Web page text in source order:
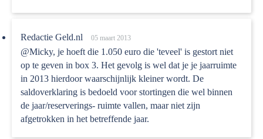
Redactie Geld.nl 05 maart 2013
@Micky, je hoeft die 1.050 euro die 'teveel' is gestort niet
op te geven in box 3. Het gevolg is wel dat je je jaarruimte
in 2013 hierdoor waarschijnlijk kleiner wordt. De
saldoverklaring is bedoeld voor stortingen die wel binnen
de jaar/reserverings- ruimte vallen, maar niet zijn
afgetrokken in het betreffende jaar.